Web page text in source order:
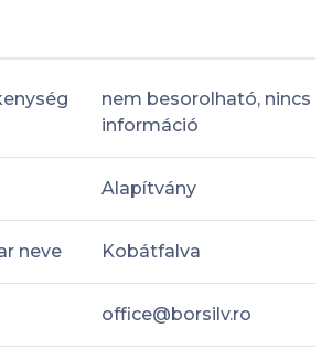
nem besorolható, nincs
információ
Alapítvány
neve Kobátfalva
office@borsilv.ro